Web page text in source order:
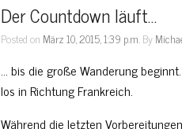
Der Countdown läuft…
Posted on März 10, 2015, 1:39 p.m.By
… bis die große Wanderung
los in Richtung Frankreich.
Während die letzten